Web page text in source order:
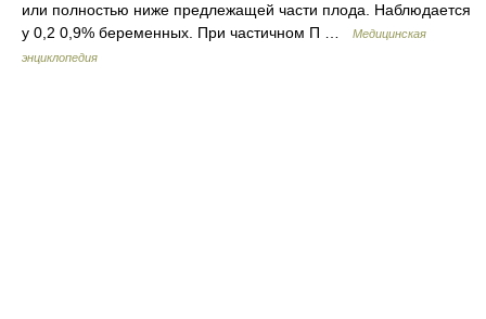
или полностью ниже предлежащей части плода. Наблюдается
у 0,2 0,9% беременных. При частичном П …
Медицинская
энциклопедия